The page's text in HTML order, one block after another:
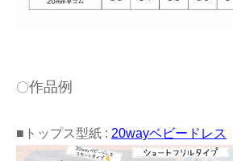
〇作品例
■トップス型紙 : 20wayベビードレス